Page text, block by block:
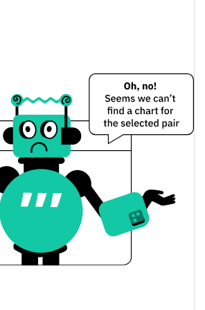
$0.00011148643
de
$0.00010576745 /
$0.00011148643
$2,806.9268
do SAID Protocol